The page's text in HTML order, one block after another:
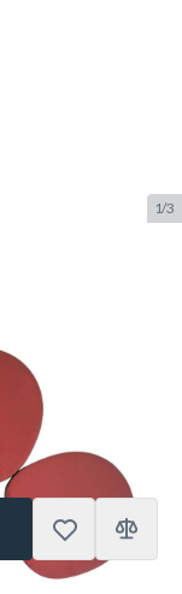
1/3
En stock